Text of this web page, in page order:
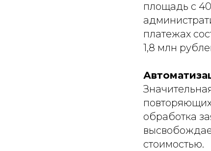
площадь с
платежах
1,8 млн
обработка
стоимостью.